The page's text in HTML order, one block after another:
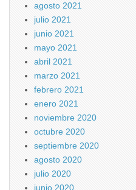
agosto 2021
julio 2021
junio 2021
mayo 2021
abril 2021
marzo 2021
febrero 2021
enero 2021
noviembre 2020
octubre 2020
septiembre 2020
agosto 2020
julio 2020
junio 2020